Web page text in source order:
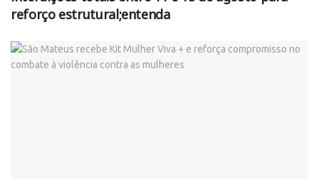
reforço estrutural;entenda